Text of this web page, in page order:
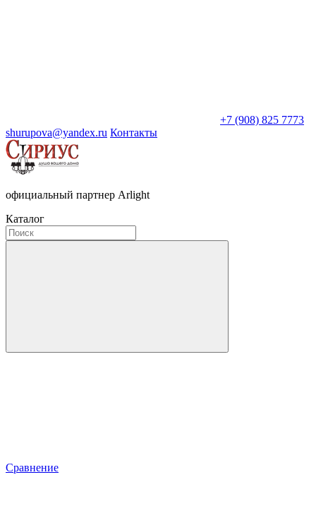
+7 (908) 825 7773
shurupova@yandex.ru Контакты
официальный партнер Arlight
Каталог
Сравнение